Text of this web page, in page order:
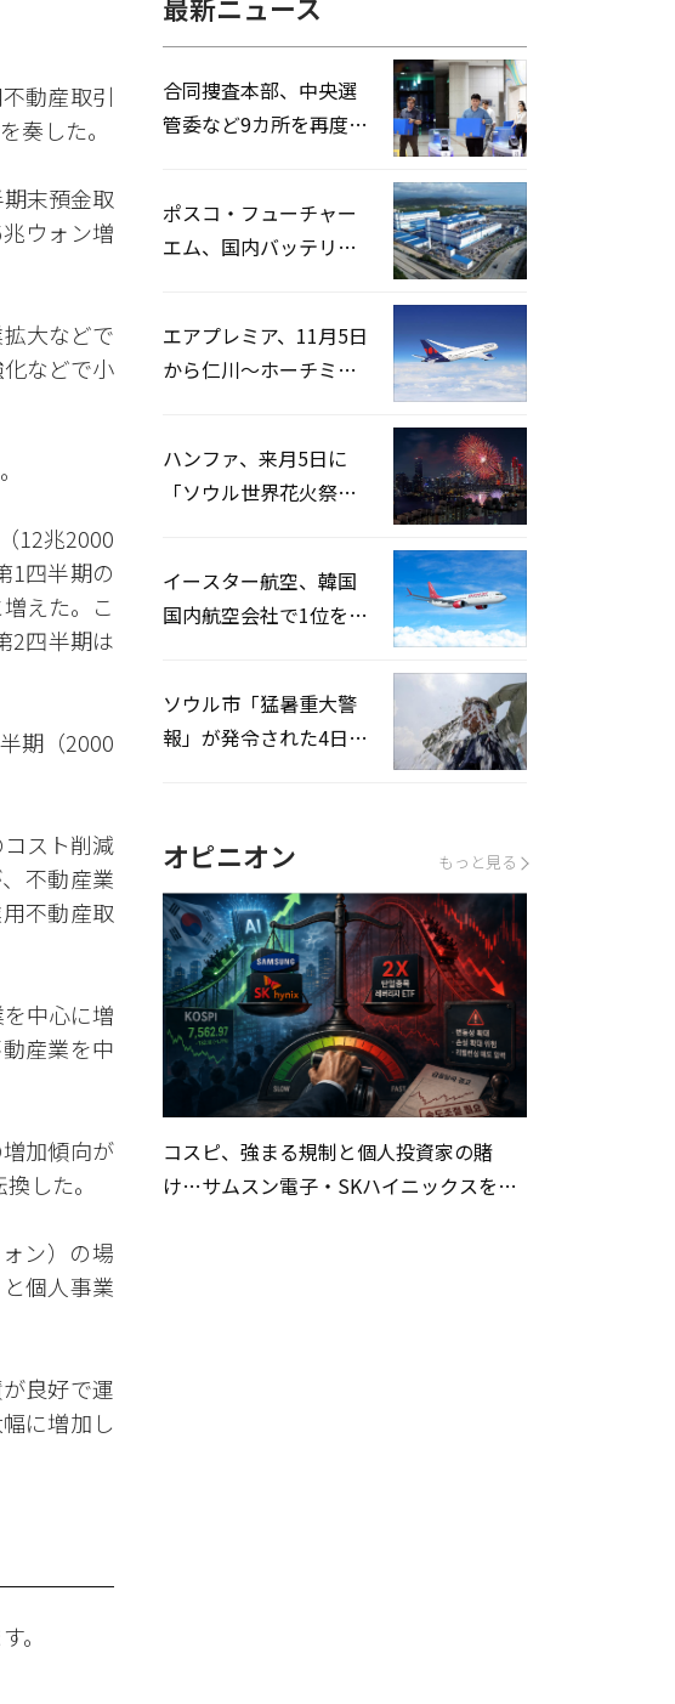
動産取引
奏した。
末預金取
ウォン増
大などで
などで小
12兆2000
1四半期の
えた。こ
2四半期は
期（2000
スト削減
不動産業
不動産取
中心に増
産業を中
加傾向が
した。
ン）の場
個人事業
良好で運
に増加し
。
合同捜査本部、中央選
管委など9カ所を再度家
ポスコ・フューチャー
エム、国内バッテリー
エアプレミア、11月5日
から仁川〜ホーチミン
ハンファ、来月5日に
「ソウル世界花火祭り
イースター航空、韓国
国内航空会社で1位を記
ソウル市「猛暑重大警
報」が発令された4日、
オピニオン もっと見る
コスピ、強まる規制と個人投資家の賭
け…サムスン電子・SKハイニックスを巡